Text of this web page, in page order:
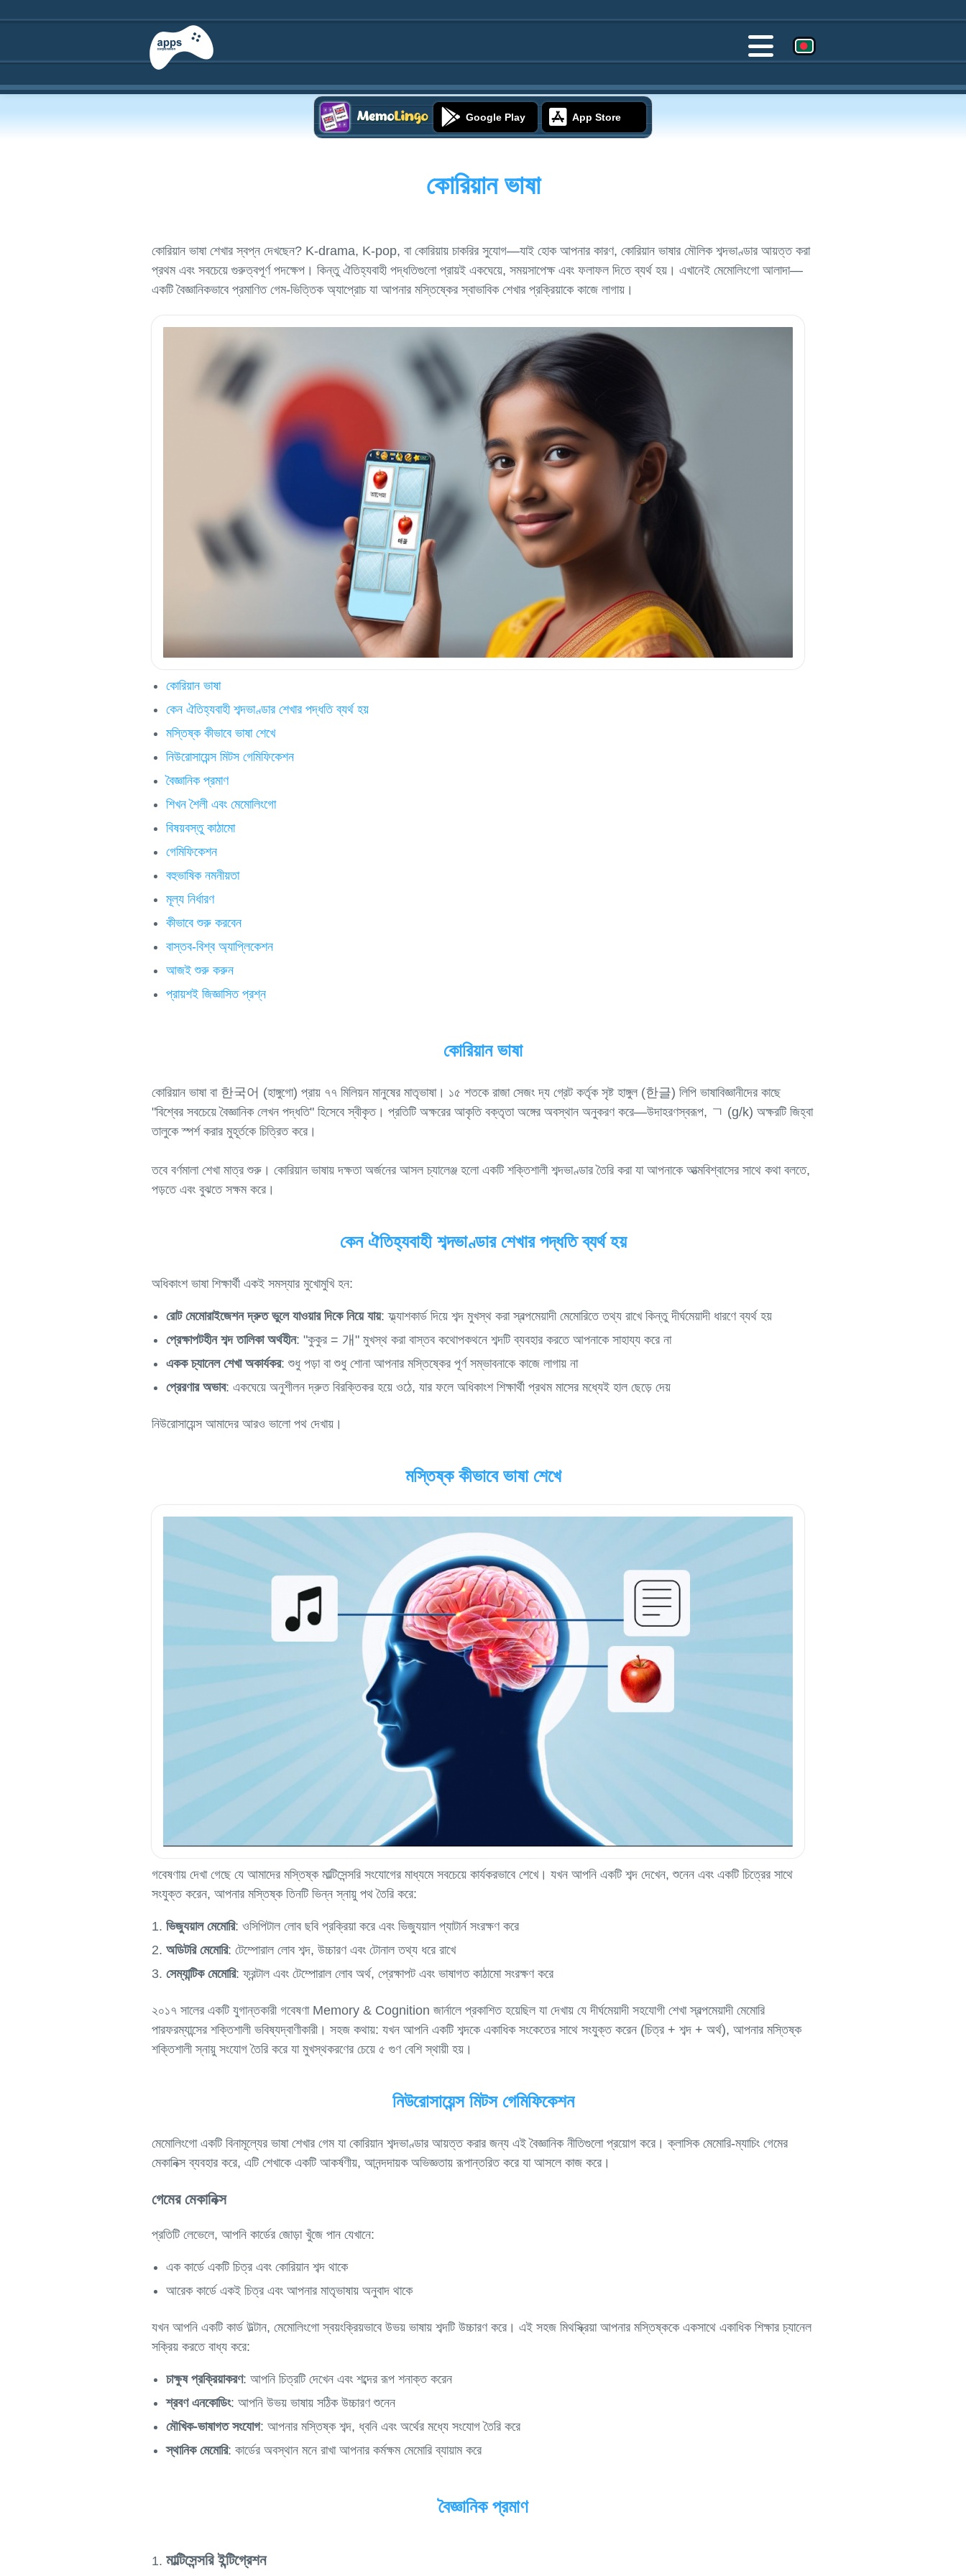
Google Play App Store
কোরিয়ান ভাষা
কোরিয়ান ভাষা শেখার স্বপ্ন দেখছেন? K-drama, K-pop, বা কোরিয়ায় চাকরির সুযোগ—যাই হোক আপনার কারণ, কোরিয়ান ভাষার মৌলিক শব্দভাণ্ডার আয়ত্ত করা
প্রথম এবং সবচেয়ে গুরুত্বপূর্ণ পদক্ষেপ। কিন্তু ঐতিহ্যবাহী পদ্ধতিগুলো প্রায়ই একঘেয়ে, সময়সাপেক্ষ এবং ফলাফল দিতে ব্যর্থ হয়। এখানেই মেমোলিংগো আলাদা—
কোরিয়ান ভাষা
কেন ঐতিহ্যবাহী শব্দভাণ্ডার শেখার পদ্ধতি ব্যর্থ হয়
মস্তিষ্ক কীভাবে ভাষা শেখে
নিউরোসায়েন্স মিটস গেমিফিকেশন
বৈজ্ঞানিক প্রমাণ
শিখন শৈলী এবং মেমোলিংগো
বিষয়বস্তু কাঠামো
গেমিফিকেশন
বহুভাষিক নমনীয়তা
মূল্য নির্ধারণ
কীভাবে শুরু করবেন
বাস্তব-বিশ্ব অ্যাপ্লিকেশন
আজই শুরু করুন
প্রায়শই জিজ্ঞাসিত প্রশ্ন
কোরিয়ান ভাষা
কোরিয়ান ভাষা বা 한국어 (হাঙ্গুগো) প্রায় ৭৭ মিলিয়ন মানুষের মাতৃভাষা। ১৫ শতকে রাজা সেজং দ্য গ্রেট কর্তৃক সৃষ্ট হাঙ্গুল (한글) লিপি ভাষাবিজ্ঞানীদের কাছে
"বিশ্বের সবচেয়ে বৈজ্ঞানিক লেখন পদ্ধতি" হিসেবে স্বীকৃত। প্রতিটি অক্ষরের আকৃতি বক্তৃতা অঙ্গের অবস্থান অনুকরণ করে—উদাহরণস্বরূপ, ㄱ (g/k) অক্ষরটি জিহ্বা
তালুকে স্পর্শ করার মুহূর্তকে চিত্রিত করে।
তবে বর্ণমালা শেখা মাত্র শুরু। কোরিয়ান ভাষায় দক্ষতা অর্জনের আসল চ্যালেঞ্জ হলো একটি শক্তিশালী শব্দভাণ্ডার তৈরি করা যা আপনাকে আত্মবিশ্বাসের সাথে কথা বলতে,
কেন ঐতিহ্যবাহী শব্দভাণ্ডার শেখার পদ্ধতি ব্যর্থ হয়
অধিকাংশ ভাষা শিক্ষার্থী একই সমস্যার মুখোমুখি হন:
রোট মেমোরাইজেশন দ্রুত ভুলে যাওয়ার দিকে নিয়ে যায়: ফ্ল্যাশকার্ড দিয়ে শব্দ মুখস্থ করা স্বল্পমেয়াদী মেমোরিতে তথ্য রাখে কিন্তু দীর্ঘমেয়াদী ধারণে ব্যর্থ হয়
প্রেক্ষাপটহীন শব্দ তালিকা অর্থহীন: "কুকুর = 개" মুখস্থ করা বাস্তব কথোপকথনে শব্দটি ব্যবহার করতে আপনাকে সাহায্য করে না
একক চ্যানেল শেখা অকার্যকর: শুধু পড়া বা শুধু শোনা আপনার মস্তিষ্কের পূর্ণ সম্ভাবনাকে কাজে লাগায় না
প্রেরণার অভাব: একঘেয়ে অনুশীলন দ্রুত বিরক্তিকর হয়ে ওঠে, যার ফলে অধিকাংশ শিক্ষার্থী প্রথম মাসের মধ্যেই হাল ছেড়ে দেয়
মস্তিষ্ক কীভাবে ভাষা শেখে
গবেষণায় দেখা গেছে যে আমাদের মস্তিষ্ক মাল্টিসেন্সরি সংযোগের মাধ্যমে সবচেয়ে কার্যকরভাবে শেখে। যখন আপনি একটি শব্দ দেখেন, শুনেন এবং একটি চিত্রের সাথে
সংযুক্ত করেন, আপনার মস্তিষ্ক তিনটি ভিন্ন স্নায়ু পথ তৈরি করে:
ভিজ্যুয়াল মেমোরি: ওসিপিটাল লোব ছবি প্রক্রিয়া করে এবং ভিজ্যুয়াল প্যাটার্ন সংরক্ষণ করে
অডিটরি মেমোরি: টেম্পোরাল লোব শব্দ, উচ্চারণ এবং টোনাল তথ্য ধরে রাখে
সেম্যান্টিক মেমোরি: ফ্রন্টাল এবং টেম্পোরাল লোব অর্থ, প্রেক্ষাপট এবং ভাষাগত কাঠামো সংরক্ষণ করে
২০১৭ সালের একটি যুগান্তকারী গবেষণা Memory & Cognition জার্নালে প্রকাশিত হয়েছিল যা দেখায় যে দীর্ঘমেয়াদী সহযোগী শেখা স্বল্পমেয়াদী মেমোরি
পারফরম্যান্সের শক্তিশালী ভবিষ্যদ্বাণীকারী। সহজ কথায়: যখন আপনি একটি শব্দকে একাধিক সংকেতের সাথে সংযুক্ত করেন (চিত্র + শব্দ + অর্থ), আপনার মস্তিষ্ক
নিউরোসায়েন্স মিটস গেমিফিকেশন
মেমোলিংগো একটি বিনামূল্যের ভাষা শেখার গেম যা কোরিয়ান শব্দভাণ্ডার আয়ত্ত করার জন্য এই বৈজ্ঞানিক নীতিগুলো প্রয়োগ করে। ক্লাসিক মেমোরি-ম্যাচিং গেমের
গেমের মেকানিক্স
প্রতিটি লেভেলে, আপনি কার্ডের জোড়া খুঁজে পান যেখানে:
এক কার্ডে একটি চিত্র এবং কোরিয়ান শব্দ থাকে
আরেক কার্ডে একই চিত্র এবং আপনার মাতৃভাষায় অনুবাদ থাকে
যখন আপনি একটি কার্ড উল্টান, মেমোলিংগো স্বয়ংক্রিয়ভাবে উভয় ভাষায় শব্দটি উচ্চারণ করে। এই সহজ মিথস্ক্রিয়া আপনার মস্তিষ্ককে একসাথে একাধিক শিক্ষার চ্যানেল
সক্রিয় করতে বাধ্য করে:
চাক্ষুষ প্রক্রিয়াকরণ: আপনি চিত্রটি দেখেন এবং শব্দের রূপ শনাক্ত করেন
শ্রবণ এনকোডিং: আপনি উভয় ভাষায় সঠিক উচ্চারণ শুনেন
মৌখিক-ভাষাগত সংযোগ: আপনার মস্তিষ্ক শব্দ, ধ্বনি এবং অর্থের মধ্যে সংযোগ তৈরি করে
স্থানিক মেমোরি: কার্ডের অবস্থান মনে রাখা আপনার কর্মক্ষম মেমোরি ব্যায়াম করে
বৈজ্ঞানিক প্রমাণ
মাল্টিসেন্সরি ইন্টিগ্রেশন